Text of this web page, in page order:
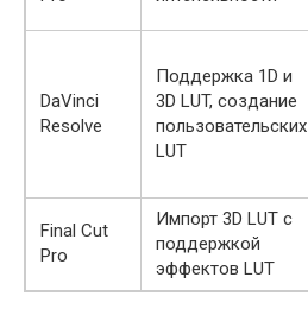
DaVinci
Resolve
Поддержка 1D и
3D LUT, создание
пользовательских
LUT
Final Cut
Pro
Импорт 3D LUT с
поддержкой
эффектов LUT